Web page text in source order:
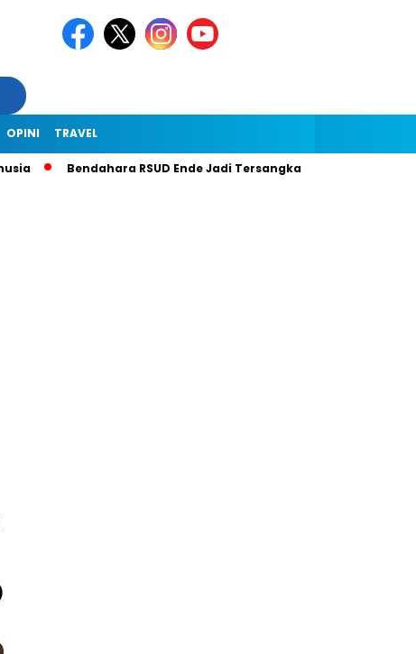
OPINI TRAVEL
Bendahara RSUD Ende Jadi Tersangka Dugaan Korupsi Rp1,9